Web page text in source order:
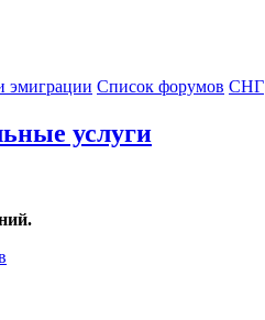
эмиграции Список форумов СНГ
услуги